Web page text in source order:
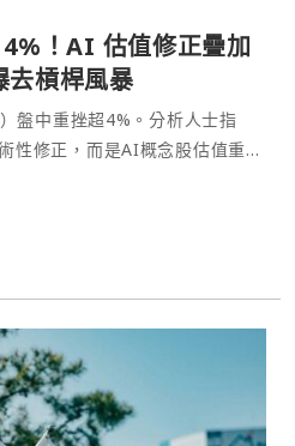
！AI 估值修正疊加
去槓桿風暴
盤中重挫超4%。分析人士指
性修正，而是AI概念股估值重
，以及散戶融資部位集中平倉等